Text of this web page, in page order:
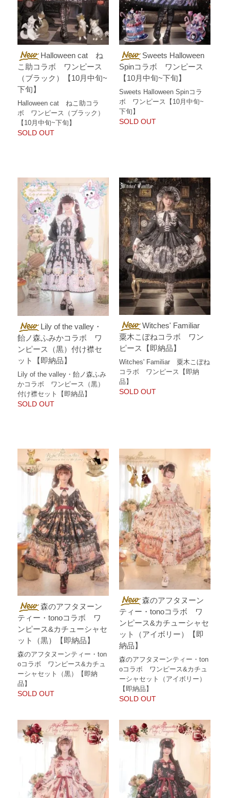
Halloween cat ね
こ助コラボ ワンピース
（ブラック）【10月中旬~
下旬】
Halloween cat ねこ助コラ
ボ ワンピース（ブラック）
【10月中旬~下旬】
SOLD OUT
Sweets Halloween
Spinコラボ ワンピース
【10月中旬~下旬】
Sweets Halloween Spinコラ
ボ ワンピース【10月中旬~
下旬】
SOLD OUT
Lily of the valley・
飴ノ森ふみかコラボ ワ
ンピース（黒）付け襟セ
ット【即納品】
Lily of the valley・飴ノ森ふみ
かコラボ ワンピース（黒）
付け襟セット【即納品】
SOLD OUT
Witches' Familiar
粟木こぼねコラボ ワン
ピース【即納品】
Witches' Familiar 粟木こぼね
コラボ ワンピース【即納
品】
SOLD OUT
森のアフタヌーン
ティー・tonoコラボ ワ
ンピース&カチューシャセ
ット（黒）【即納品】
森のアフタヌーンティー・ton
oコラボ ワンピース&カチュ
ーシャセット（黒）【即納
品】
SOLD OUT
森のアフタヌーン
ティー・tonoコラボ ワ
ンピース&カチューシャセ
ット（アイボリー）【即
納品】
森のアフタヌーンティー・ton
oコラボ ワンピース&カチュ
ーシャセット（アイボリー）
【即納品】
SOLD OUT